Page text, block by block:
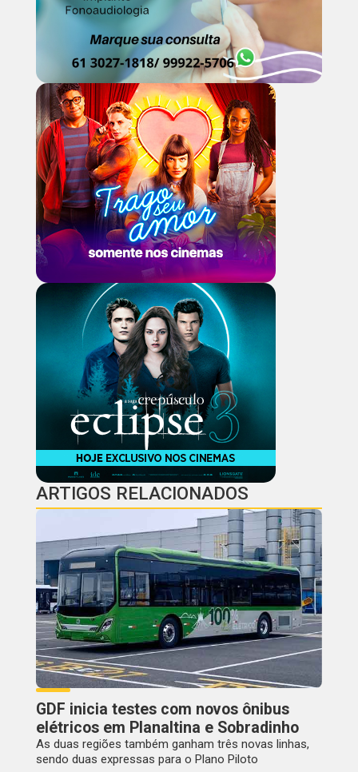
ARTIGOS RELACIONADOS
GDF inicia testes com novos ônibus
elétricos em Planaltina e Sobradinho
As duas regiões também ganham três novas linhas,
sendo duas expressas para o Plano Piloto